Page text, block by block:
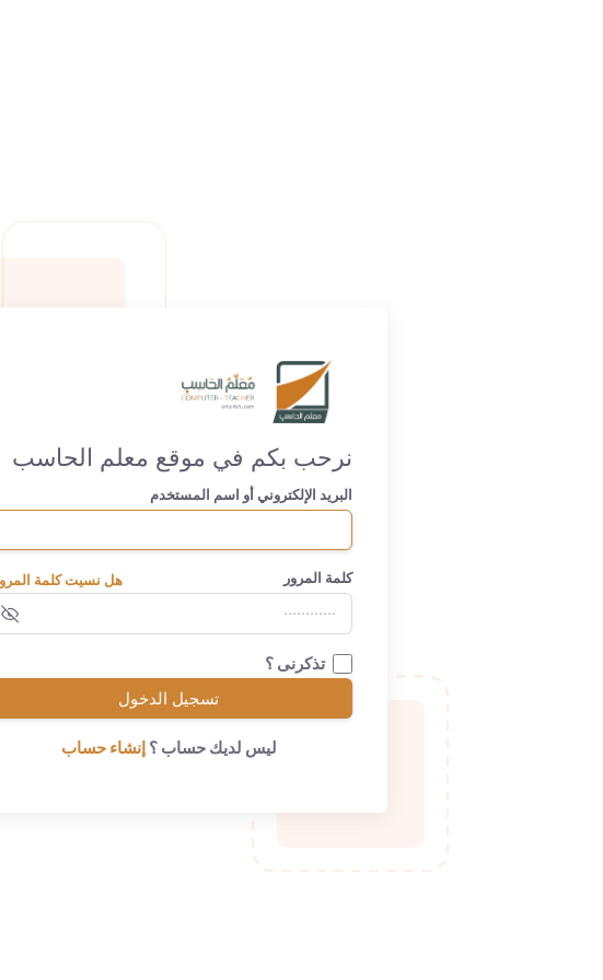
نرحب بكم في موقع معلم الحاسب
البريد الإلكتروني أو اسم المستخدم
كلمة المرور هل نسيت كلمة
تذكرنى ؟
تسجيل الدخول
ليس لديك حساب ؟ إنشاء حساب